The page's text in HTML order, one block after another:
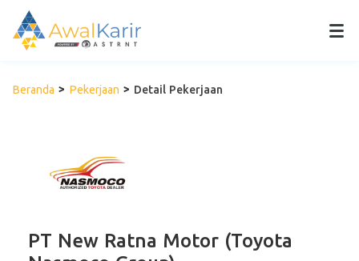
Beranda Pekerjaan Detail Pekerjaan
PT New Ratna Motor (Toyota